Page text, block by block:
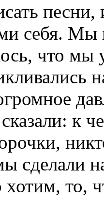
песни,
себя.
что
к
сделали
хотим, то,